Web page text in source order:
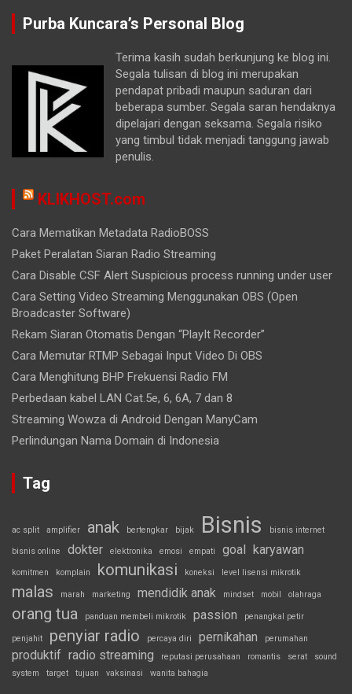
Purba Kuncara’s Personal Blog
Terima kasih sudah berkunjung ke blog ini.
Segala tulisan di blog ini merupakan
pendapat pribadi maupun saduran dari
beberapa sumber. Segala saran hendaknya
dipelajari dengan seksama. Segala risiko
yang timbul tidak menjadi tanggung jawab
penulis.
KLIKHOST.com
Cara Mematikan Metadata RadioBOSS
Paket Peralatan Siaran Radio Streaming
Cara Disable CSF Alert Suspicious process running under user
Cara Setting Video Streaming Menggunakan OBS (Open
Broadcaster Software)
Rekam Siaran Otomatis Dengan “PlayIt Recorder”
Cara Memutar RTMP Sebagai Input Video Di OBS
Cara Menghitung BHP Frekuensi Radio FM
Perbedaan kabel LAN Cat.5e, 6, 6A, 7 dan 8
Streaming Wowza di Android Dengan ManyCam
Perlindungan Nama Domain di Indonesia
Tag
ac split amplifier anak bertengkar bijak Bisnis bisnis internet
bisnis online dokter elektronika emosi empati goal karyawan
komitmen komplain komunikasi koneksi level lisensi mikrotik
malas marah marketing mendidik anak mindset mobil olahraga
orang tua panduan membeli mikrotik passion penangkal petir
penjahit penyiar radio percaya diri pernikahan perumahan
produktif radio streaming reputasi perusahaan romantis serat
sound
system
target tujuan vaksinasi wanita bahagia